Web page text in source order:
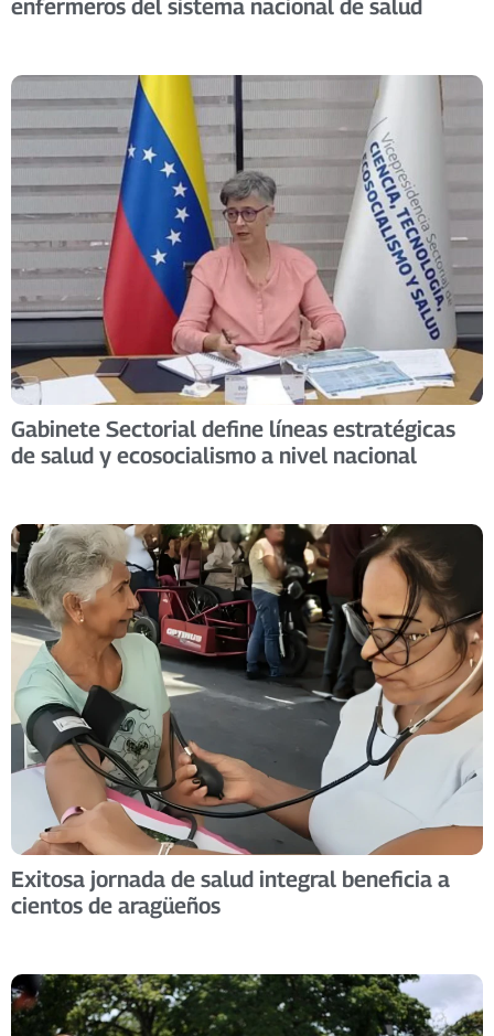
enfermeros del sistema nacional de salud
Gabinete Sectorial define líneas estratégicas
de salud y ecosocialismo a nivel nacional
Exitosa jornada de salud integral beneficia a
cientos de aragüeños